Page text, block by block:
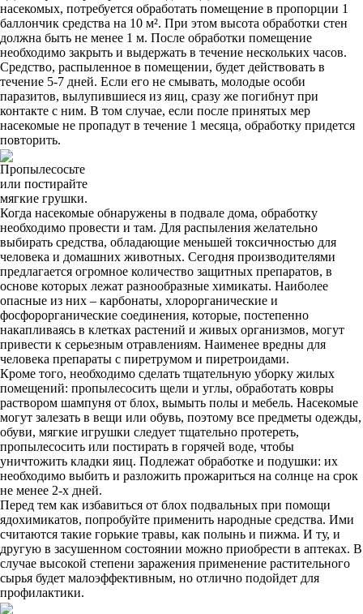
насекомых, потребуется обработать помещение в пропорции 1
баллончик средства на 10 м². При этом высота обработки стен
должна быть не менее 1 м. После обработки помещение
необходимо закрыть и выдержать в течение нескольких часов.
Средство, распыленное в помещении, будет действовать в
течение 5-7 дней. Если его не смывать, молодые особи
паразитов, вылупившиеся из яиц, сразу же погибнут при
контакте с ним. В том случае, если после принятых мер
насекомые не пропадут в течение 1 месяца, обработку придется
повторить.
Пропылесосьте
или постирайте
мягкие грушки.
Когда насекомые обнаружены в подвале дома, обработку
необходимо провести и там. Для распыления желательно
выбирать средства, обладающие меньшей токсичностью для
человека и домашних животных. Сегодня производителями
предлагается огромное количество защитных препаратов, в
основе которых лежат разнообразные химикаты. Наиболее
опасные из них – карбонаты, хлорорганические и
фосфорорганические соединения, которые, постепенно
накапливаясь в клетках растений и живых организмов, могут
привести к серьезным отравлениям. Наименее вредны для
человека препараты с пиретрумом и пиретроидами.
Кроме того, необходимо сделать тщательную уборку жилых
помещений: пропылесосить щели и углы, обработать ковры
раствором шампуня от блох, вымыть полы и мебель. Насекомые
могут залезать в вещи или обувь, поэтому все предметы одежды,
обуви, мягкие игрушки следует тщательно протереть,
пропылесосить или постирать в горячей воде, чтобы
уничтожить кладки яиц. Подлежат обработке и подушки: их
необходимо выбить и разложить прожариться на солнце на срок
не менее 2-х дней.
Перед тем как избавиться от блох подвальных при помощи
ядохимикатов, попробуйте применить народные средства. Ими
считаются такие горькие травы, как полынь и пижма. И ту, и
другую в засушенном состоянии можно приобрести в аптеках. В
случае высокой степени заражения применение растительного
сырья будет малоэффективным, но отлично подойдет для
профилактики.